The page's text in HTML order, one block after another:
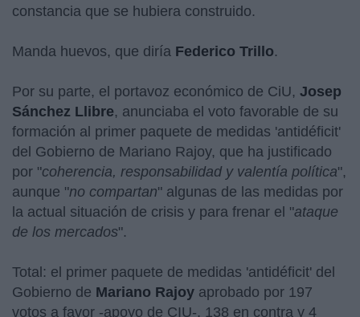
constancia que se hubiera construido.
Manda huevos, que diría Federico Trillo.
Por su parte, el portavoz económico de CiU, Josep
Sánchez Llibre, anunciaba el voto favorable de su
formación al primer paquete de medidas 'antidéficit'
del Gobierno de Mariano Rajoy, que ha justificado
por "coherencia, responsabilidad y valentía política",
aunque "no compartan" algunas de las medidas por
la actual situación de crisis y para frenar el "ataque
de los mercados".
Total: el primer paquete de medidas 'antidéficit' del
Gobierno de Mariano Rajoy aprobado por 197
votos a favor -apoyo de CIU-, 138 en contra y 4